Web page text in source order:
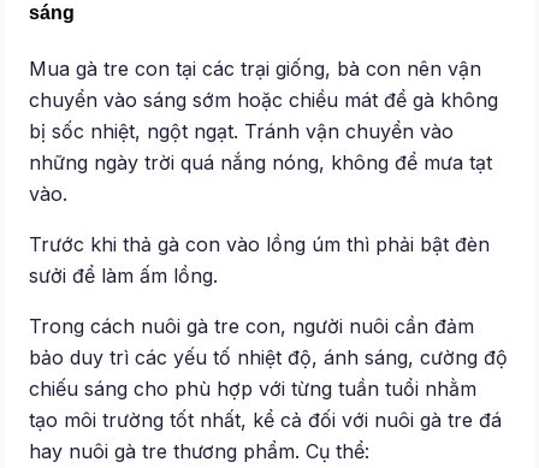
sáng
Mua gà tre con tại các trại giống, bà con nên vận
chuyển vào sáng sớm hoặc chiều mát để gà không
bị sốc nhiệt, ngột ngạt. Tránh vận chuyển vào
những ngày trời quá nắng nóng, không để mưa tạt
vào.
Trước khi thả gà con vào lồng úm thì phải bật đèn
sưởi để làm ấm lồng.
Trong cách nuôi gà tre con, người nuôi cần đảm
bảo duy trì các yếu tố nhiệt độ, ánh sáng, cường độ
chiếu sáng cho phù hợp với từng tuần tuổi nhằm
tạo môi trường tốt nhất, kể cả đối với nuôi gà tre đá
hay nuôi gà tre thương phẩm. Cụ thể: